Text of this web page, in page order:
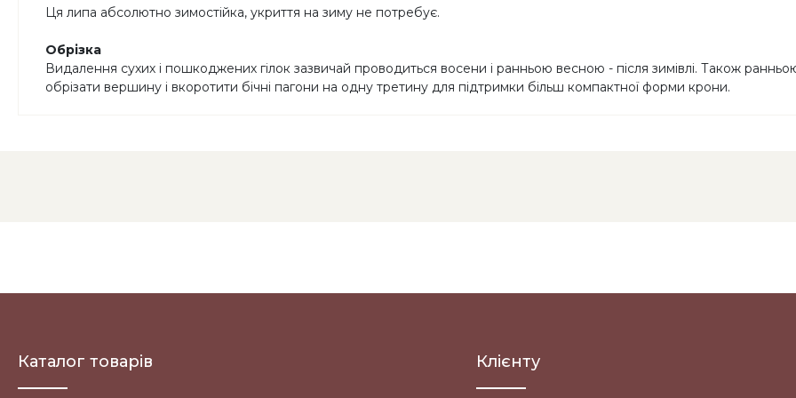
Ця липа абсолютно зимостійка, укриття на зиму не потребує.
Обрізка
Видалення сухих і пошкоджених гілок зазвичай проводиться восени і ранньою весною - після зимівлі. Також
обрізати вершину і вкоротити бічні пагони на одну третину для підтримки більш компактної форми крони.
Каталог товарів Клієнту